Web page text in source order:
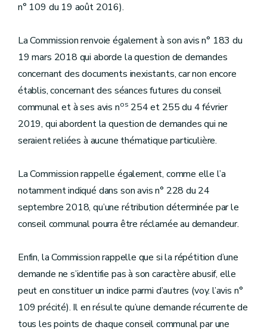
n° 109 du 19 août 2016).
La Commission renvoie également à son avis n° 183 du
19 mars 2018 qui aborde la question de demandes
concernant des documents inexistants, car non encore
établis, concernant des séances futures du conseil
communal et à ses avis nos 254 et 255 du 4 février
2019, qui abordent la question de demandes qui ne
seraient reliées à aucune thématique particulière.
La Commission rappelle également, comme elle l’a
notamment indiqué dans son avis n° 228 du 24
septembre 2018, qu’une rétribution déterminée par le
conseil communal pourra être réclamée au demandeur.
Enfin, la Commission rappelle que si la répétition d’une
demande ne s’identifie pas à son caractère abusif, elle
peut en constituer un indice parmi d’autres (voy. l’avis n°
109 précité). Il en résulte qu’une demande récurrente de
tous les points de chaque conseil communal par une